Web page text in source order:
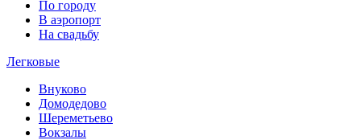
По городу
В аэропорт
На свадьбу
Легковые
Внуково
Домодедово
Шереметьево
Вокзалы